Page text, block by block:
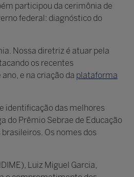
participou da cerimônia de
federal: diagnóstico do
Nossa diretriz é atuar pela
os recentes
e na criação da plataforma
identificação das melhores
do Prêmio Sebrae de Educação
Os nomes dos
Luiz Miguel Garcia,